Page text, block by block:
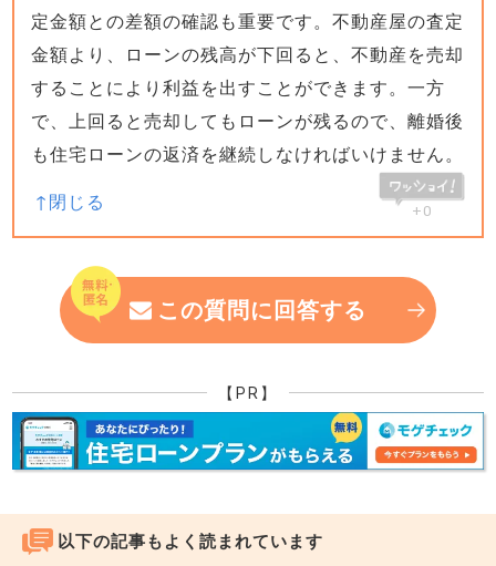
定金額との差額の確認も重要です。不動産屋の査定
金額より、ローンの残高が下回ると、不動産を売却
することにより利益を出すことができます。一方
で、上回ると売却してもローンが残るので、離婚後
も住宅ローンの返済を継続しなければいけません。
+0
この質問に回答する
【PR】
以下の記事もよく読まれています